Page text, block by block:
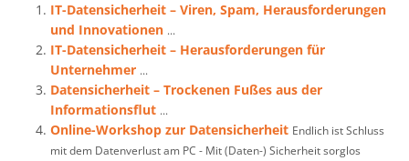
IT-Datensicherheit – Viren, Spam, Herausforderungen
und Innovationen ...
IT-Datensicherheit – Herausforderungen für
Unternehmer ...
Datensicherheit – Trockenen Fußes aus der
Informationsflut ...
Online-Workshop zur Datensicherheit Endlich ist Schluss
mit dem Datenverlust am PC - Mit (Daten-) Sicherheit sorglos